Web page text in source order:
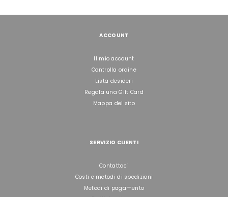
ACCOUNT
Il mio account
Controlla ordine
Lista desideri
Regala una Gift Card
Mappa del sito
SERVIZIO CLIENTI
Contattaci
Costi e metodi di spedizioni
Metodi di pagamento